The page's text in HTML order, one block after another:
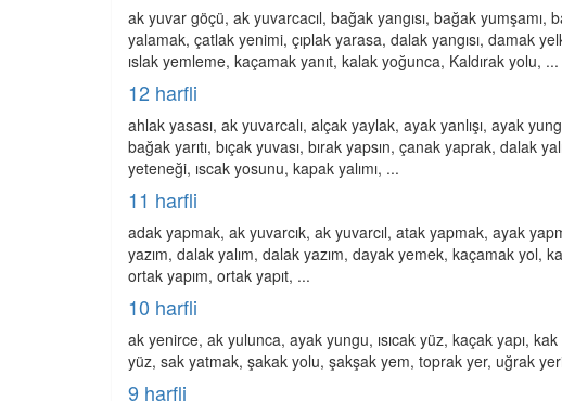
ak yuvar göçü, ak yuvarcacıl, bağak yangısı, bağak yumşamı,
yalamak, çatlak yenimi, çıplak yarasa, dalak yangısı, damak
ıslak yemleme, kaçamak yanıt, kalak yoğunca, Kaldırak yolu, ...
12 harfli
ahlak yasası, ak yuvarcalı, alçak yaylak, ayak yanlışı, ayak
bağak yarıtı, bıçak yuvası, bırak yapsın, çanak yaprak, dalak
yeteneği, ıscak yosunu, kapak yalımı, ...
11 harfli
adak yapmak, ak yuvarcık, ak yuvarcıl, atak yapmak, ayak
yazım, dalak yalım, dalak yazım, dayak yemek, kaçamak yol,
ortak yapım, ortak yapıt, ...
10 harfli
ak yenirce, ak yulunca, ayak yungu, ısıcak yüz, kaçak yapı,
yüz, sak yatmak, şakak yolu, şakşak yem, toprak yer, uğrak
9 harfli